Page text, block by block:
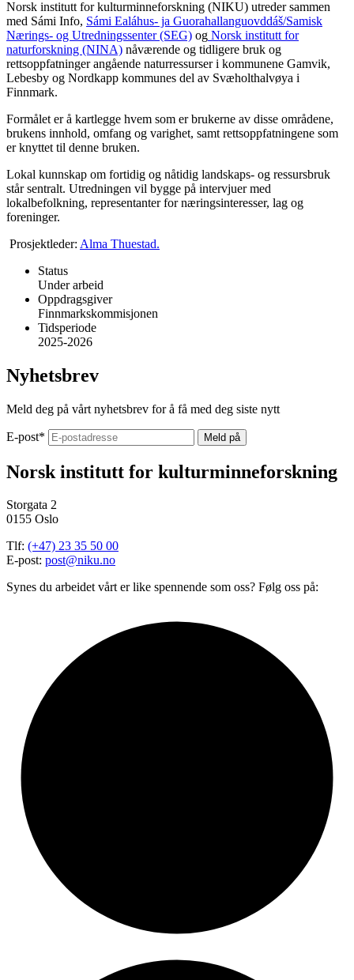
Norsk institutt for kulturminneforskning (NIKU) utreder sammen
med Sámi Info, Sámi Ealáhus- ja Guorahallanguovddáš/Samisk
Nærings- og Utredningssenter (SEG) og Norsk institutt for
naturforskning (NINA) nåværende og tidligere bruk og
rettsoppfatninger angående naturressurser i kommunene Gamvik,
Lebesby og Nordkapp kommunes del av Svæholthalvøya i
Finnmark.
Formålet er å kartlegge hvem som er brukerne av disse områdene,
brukens innhold, omfang og varighet, samt rettsoppfatningene som
er knyttet til denne bruken.
Lokal kunnskap om fortidig og nåtidig landskaps- og ressursbruk
står sentralt. Utredningen vil bygge på intervjuer med
lokalbefolkning, representanter for næringsinteresser, lag og
foreninger.
Prosjektleder: Alma Thuestad.
Status
Under arbeid
Oppdragsgiver
Finnmarkskommisjonen
Tidsperiode
2025-2026
Nyhetsbrev
Meld deg på vårt nyhetsbrev for å få med deg siste nytt
E-post*
Norsk institutt for kulturminneforskning
Storgata 2
0155 Oslo
Tlf: (+47) 23 35 50 00
E-post: post@niku.no
Synes du arbeidet vårt er like spennende som oss? Følg oss på: